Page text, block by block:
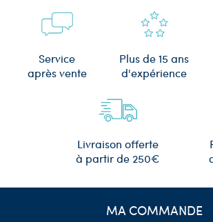
Service
après vente
Plus de 15 ans
d'expérience
Livraison offerte
à partir de 250€
MA COMMANDE